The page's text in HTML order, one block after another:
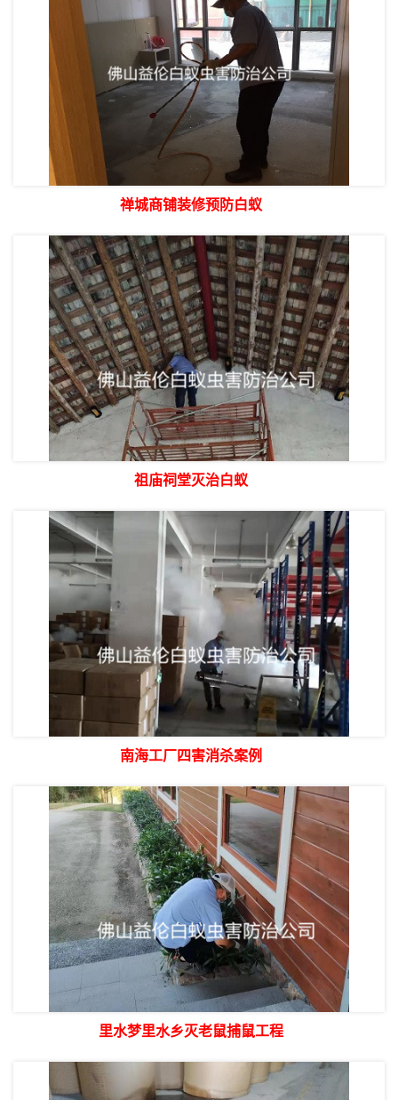
禅城商铺装修预防白蚁
祖庙祠堂灭治白蚁
南海工厂四害消杀案例
里水梦里水乡灭老鼠捕鼠工程